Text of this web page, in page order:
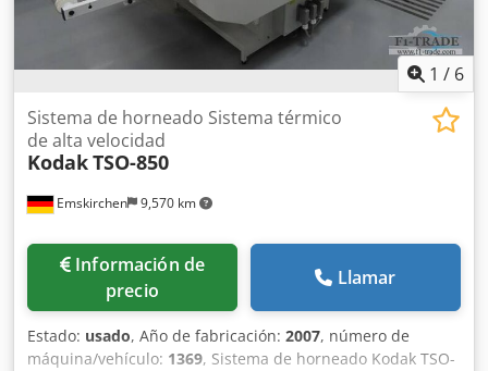
1 / 6
Emskirchen 9,570 km
Sistema de horneado Sistema térmico
de alta velocidad
KodakTSO-850
Información de
precio
Llamar
Estado: usado, Año de fabricación: 2007, número de
máquina/vehículo: 1369, Sistema de horneado Kodak TSO-